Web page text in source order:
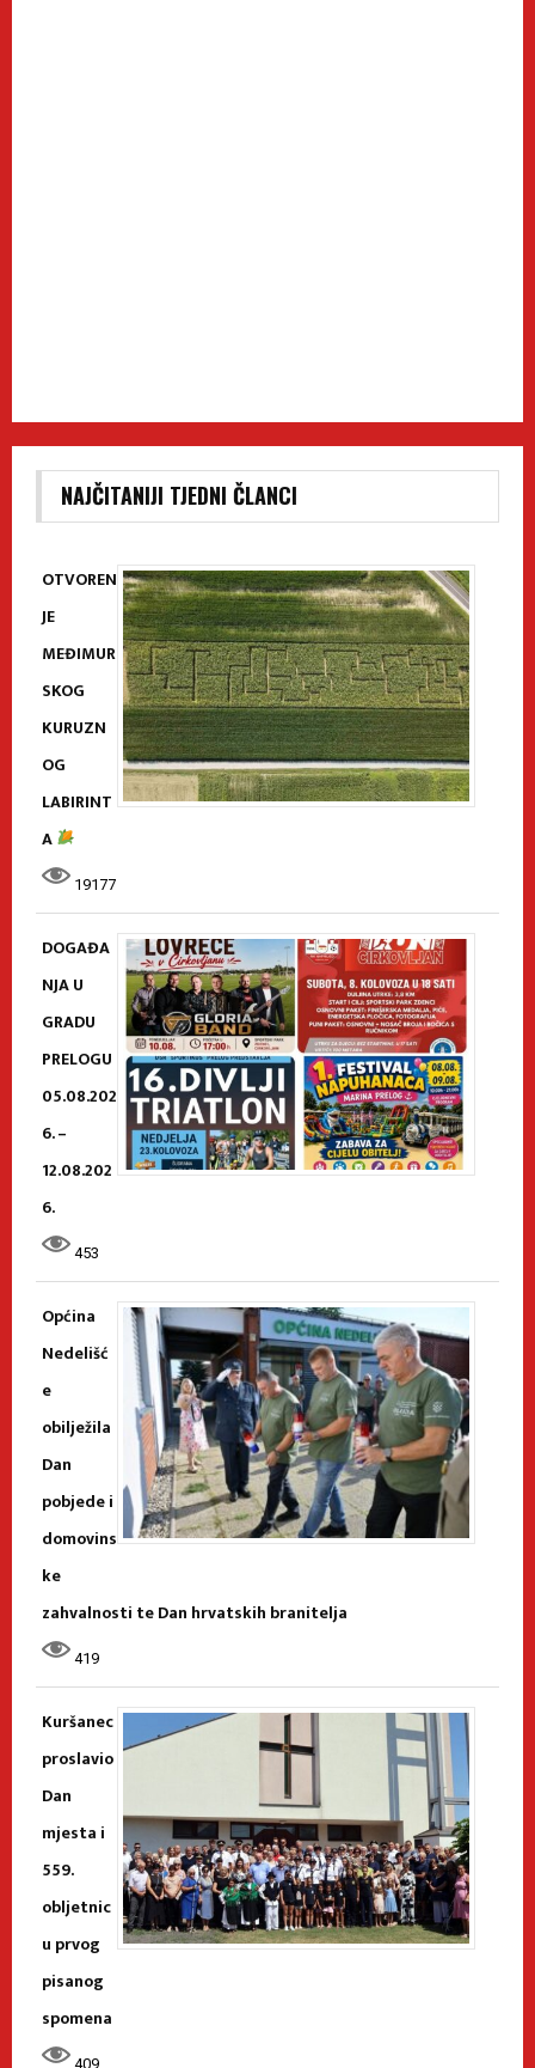
NAJČITANIJI TJEDNI ČLANCI
OTVOREN
JE
MEĐIMUR
SKOG
KURUZN
OG
LABIRINT
A
19177
DOGAĐA
NJA U
GRADU
PRELOGU
05.08.202
6. –
12.08.202
6.
453
Općina
Nedelišć
e
obilježila
Dan
pobjede i
domovins
ke
zahvalnosti te Dan hrvatskih branitelja
419
Kuršanec
proslavio
Dan
mjesta i
559.
obljetnic
u prvog
pisanog
spomena
409